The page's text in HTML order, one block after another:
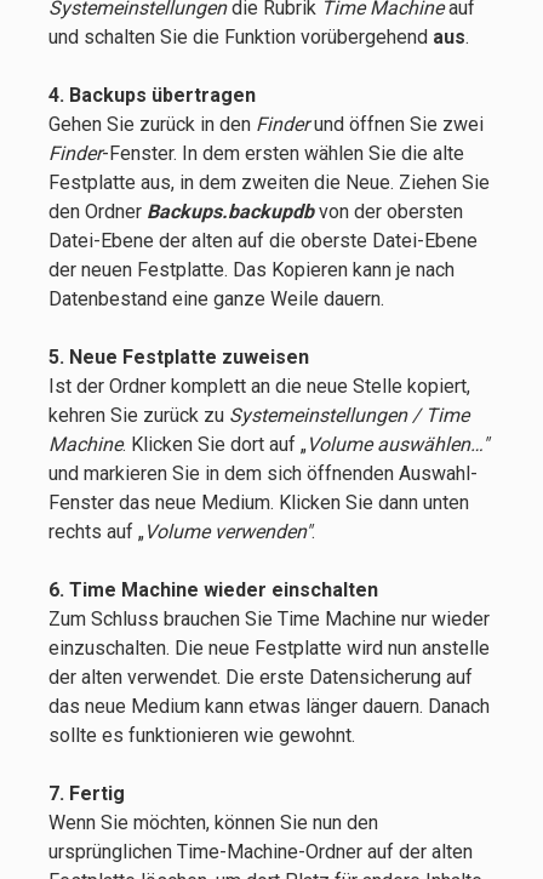
Systemeinstellungendie Rubrik Time Machineauf
und schalten Sie die Funktion vorübergehend aus.
4. Backups übertragen
Gehen Sie zurück in den Finderund öffnen Sie zwei
Finder-Fenster. In dem ersten wählen Sie die alte
Festplatte aus, in dem zweiten die Neue. Ziehen Sie
den Ordner Backups.backupdbvon der obersten
Datei-Ebene der alten auf die oberste Datei-Ebene
der neuen Festplatte. Das Kopieren kann je nach
Datenbestand eine ganze Weile dauern.
5. Neue Festplatte zuweisen
Ist der Ordner komplett an die neue Stelle kopiert,
kehren Sie zurück zu Systemeinstellungen / Time
Machine. Klicken Sie dort auf „Volume auswählen…"
und markieren Sie in dem sich öffnenden Auswahl-
Fenster das neue Medium. Klicken Sie dann unten
rechts auf „Volume verwenden".
6. Time Machine wieder einschalten
Zum Schluss brauchen Sie Time Machine nur wieder
einzuschalten. Die neue Festplatte wird nun anstelle
der alten verwendet. Die erste Datensicherung auf
das neue Medium kann etwas länger dauern. Danach
sollte es funktionieren wie gewohnt.
7. Fertig
Wenn Sie möchten, können Sie nun den
ursprünglichen Time-Machine-Ordner auf der alten